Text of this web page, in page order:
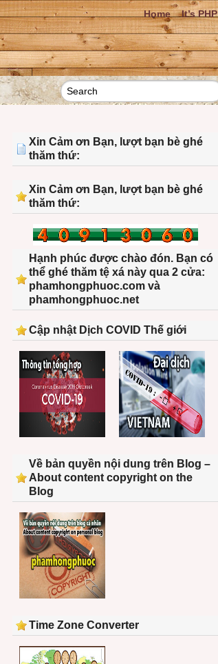
Home It’s PHP
Xin Cảm ơn Bạn, lượt bạn bè ghé
thăm thứ:
Xin Cảm ơn Bạn, lượt bạn bè ghé
thăm thứ:
Hạnh phúc được chào đón. Bạn có
thể ghé thăm tệ xá này qua 2 cửa:
phamhongphuoc.com và
phamhongphuoc.net
Cập nhật Dịch COVID Thế giới
Về bản quyền nội dung trên Blog –
About content copyright on the
Blog
Time Zone Converter